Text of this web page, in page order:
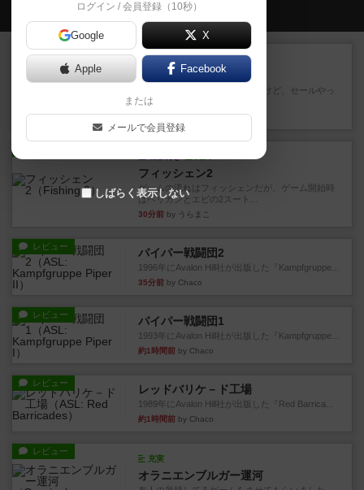
会員の新しい投稿
レビュー
オラニエンブルガー運河
存在をうっすらと認識していたけど、セールやっ
てて、2人専用でワカプレと...
11分前by みいやん
フィッシェン2
ゲームの流れはフィッシェンだが、ゲーム開始時
はペリカンとエビの2スート...
30分前 by うらまこ
レビュー パイパー戦闘団2
1996年にAvalon Hill社が出版した『Kampfgruppe...
35分前 by Chaco
レビュー パイパー戦闘団1
1993年にAvalon Hill社が出版した『Kampfgruppe...
約1時間前 by Chaco
レビュー レッドバリケ－ド工場
1989年にAvalon Hill社が出版した『Red Barrica...
約1時間前 by Chaco
レビュー
充実
オラニエンブルガー運河
ログイン / 会員登録（10秒）
Google X
Apple Facebook
または
メールで会員登録
しばらく表示しない